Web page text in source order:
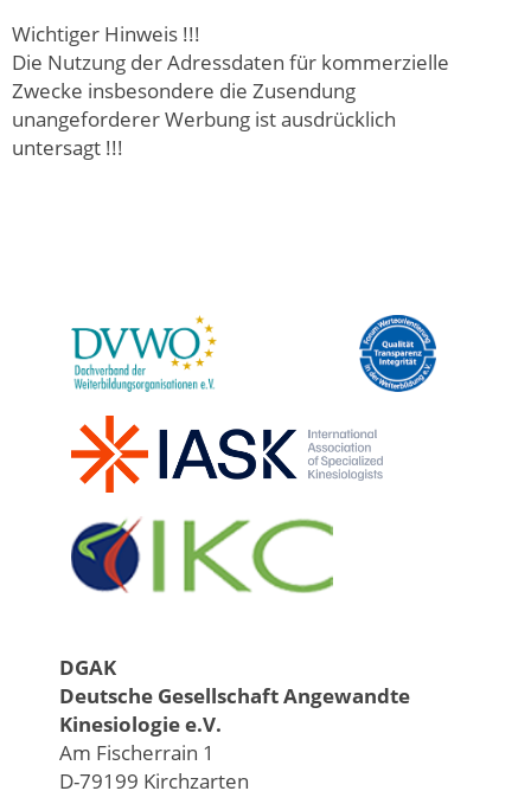
Wichtiger Hinweis !!!
Die Nutzung der Adressdaten für kommerzielle
Zwecke insbesondere die Zusendung
unangeforderer Werbung ist ausdrücklich
untersagt !!!
DGAK
Deutsche Gesellschaft Angewandte
Kinesiologie e.V.
Am Fischerrain 1
D-79199 Kirchzarten